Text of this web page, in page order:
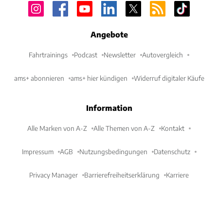
Angebote
Fahrtrainings Podcast Newsletter Autovergleich
ams+ abonnieren ams+ hier kündigen Widerruf digitaler Käufe
Information
Alle Marken von A-Z Alle Themen von A-Z Kontakt
Impressum AGB Nutzungsbedingungen Datenschutz
Privacy Manager Barrierefreiheitserklärung Karriere